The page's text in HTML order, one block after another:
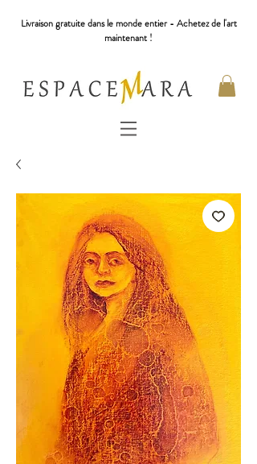
Livraison gratuite dans le monde entier - Achetez de l'art
maintenant !